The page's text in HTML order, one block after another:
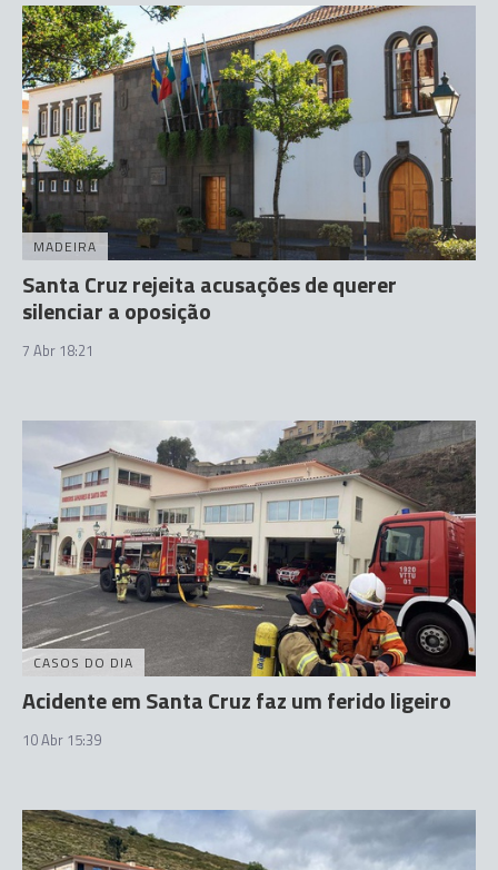
MADEIRA
Santa Cruz rejeita acusações de querer
silenciar a oposição
7 Abr 18:21
CASOS DO DIA
Acidente em Santa Cruz faz um ferido ligeiro
10 Abr 15:39